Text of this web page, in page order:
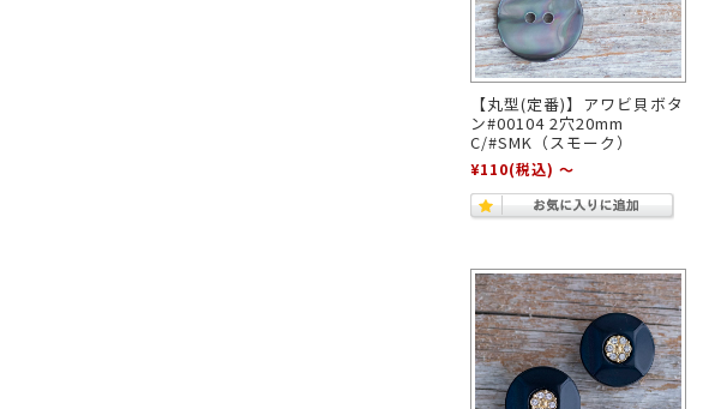
【丸型(定番)】アワビ貝ボタ
ン#00104 2穴20mm
C/#SMK（スモーク）
¥110(税込) ～